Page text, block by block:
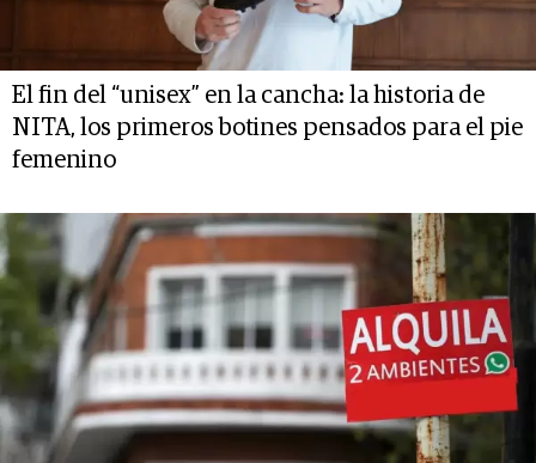
El fin del “unisex” en la cancha: la historia de
NITA, los primeros botines pensados para el pie
femenino